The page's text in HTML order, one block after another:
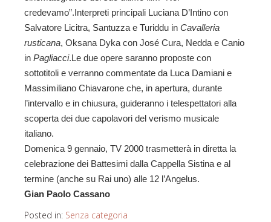
credevamo”.Interpreti principali Luciana D’Intino con
Salvatore Licitra, Santuzza e Turiddu in Cavalleria
rusticana, Oksana Dyka con José Cura, Nedda e Canio
in Pagliacci.Le due opere saranno proposte con
sottotitoli e verranno commentate da Luca Damiani e
Massimiliano Chiavarone che, in apertura, durante
l’intervallo e in chiusura, guideranno i telespettatori alla
scoperta dei due capolavori del verismo musicale
italiano.
Domenica 9 gennaio, TV 2000 trasmetterà in diretta la
celebrazione dei Battesimi dalla Cappella Sistina e al
termine (anche su Rai uno) alle 12 l’Angelus.
Gian Paolo Cassano
Posted in: Senza categoria